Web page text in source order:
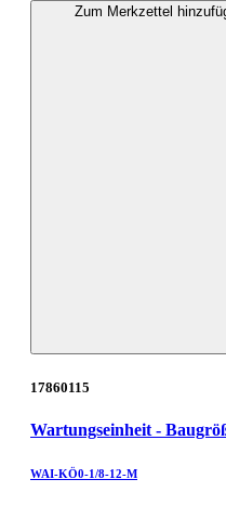
Zum Merkzettel
17860115
Wartungseinheit -
WAI-KÖ0-1/8-12-M